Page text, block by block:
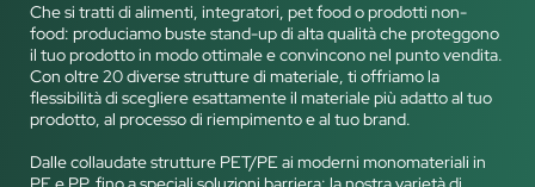
Che si tratti di alimenti, integratori, pet food o prodotti non-
food: produciamo buste stand-up di alta qualità che proteggono
il tuo prodotto in modo ottimale e convincono nel punto vendita.
Con oltre 20 diverse strutture di materiale, ti offriamo la
flessibilità di scegliere esattamente il materiale più adatto al tuo
prodotto, al processo di riempimento e al tuo brand.
Dalle collaudate strutture PET/PE ai moderni monomateriali in